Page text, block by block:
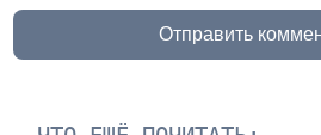
Отправить